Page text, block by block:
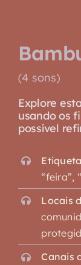
(4 sons)
Explore
usando os
possível
“feira”,
Locais
Canais